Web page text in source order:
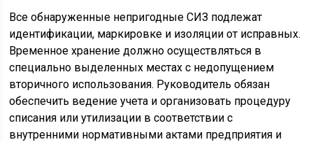
Все обнаруженные непригодные СИЗ подлежат
идентификации, маркировке и изоляции от исправных.
Временное хранение должно осуществляться в
специально выделенных местах с недопущением
вторичного использования. Руководитель обязан
обеспечить ведение учета и организовать процедуру
списания или утилизации в соответствии с
внутренними нормативными актами предприятия и